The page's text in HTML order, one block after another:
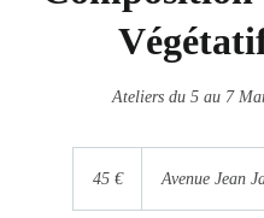
Ateliers du 5 au 7
45 € Avenue Jean